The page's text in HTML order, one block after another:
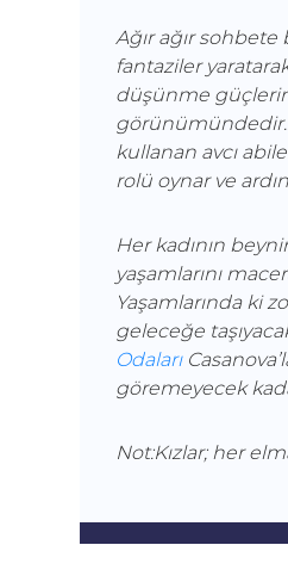
Ağır ağır
fantaziler
düşünme
kullanan avcı
rolü oynar ve
Her kadının
yaşamlarını
Yaşamlarında ki
geleceğe
Odaları
göremeyecek
Not:Kızlar; her